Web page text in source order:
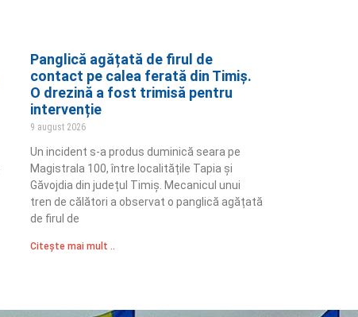
Panglică agățată de firul de
contact pe calea ferată din Timiș.
O drezină a fost trimisă pentru
intervenție
9 august 2026
Un incident s-a produs duminică seara pe
Magistrala 100, între localitățile Tapia și
Găvojdia din județul Timiș. Mecanicul unui
tren de călători a observat o panglică agățată
de firul de
Citește mai mult ..